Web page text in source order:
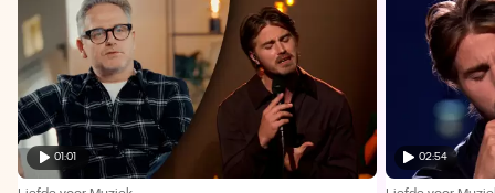
01:01 02:54